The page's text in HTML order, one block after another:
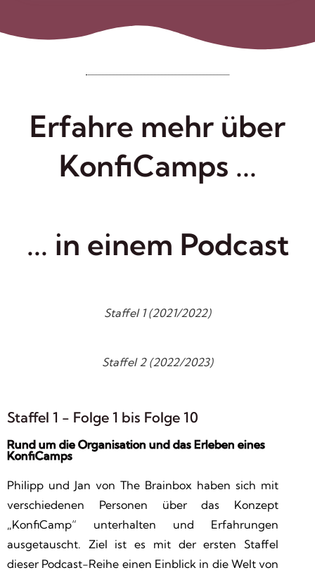
Erfahre mehr über
KonfiCamps ...
... in einem Podcast
Staffel 1 (2021/2022)
Staffel 2 (2022/2023)
Staffel 1 - Folge 1 bis Folge 10
Rund um die Organisation und das Erleben eines
KonfiCamps
Philipp und Jan vonThe Brainbox haben sich mit
verschiedenen Personen über das Konzept
„KonfiCamp“ unterhalten und Erfahrungen
ausgetauscht. Ziel ist es mit der ersten Staffel
dieser Podcast-Reihe einen Einblick in die Welt von